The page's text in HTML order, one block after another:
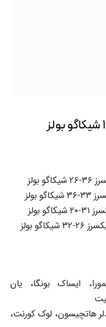
بولز
بولز
ایساک بونگا، یان
هاتچیسون، لوک کورنت،